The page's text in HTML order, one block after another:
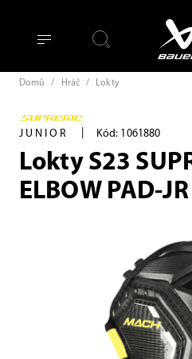
Domů / Hráč / Lokty
JUNIOR Kód: 1061880
Lokty S23
ELBOW PAD-